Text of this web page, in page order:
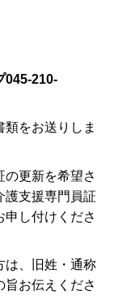
045-210-
類をお送りしま
更新を希望さ
護支援専門員証
申し付けくださ
は、旧姓・通称
お伝えくださ